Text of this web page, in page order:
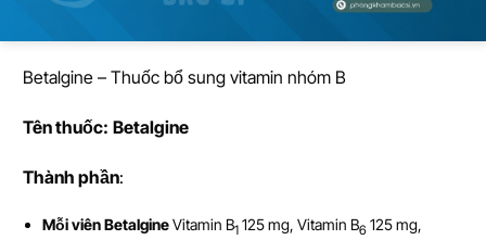
Betalgine – Thuốc bổ sung vitamin nhóm B
Tên thuốc: Betalgine
Thành phần:
Mỗi viên BetalgineVitamin B1 125 mg, Vitamin B6 125 mg,